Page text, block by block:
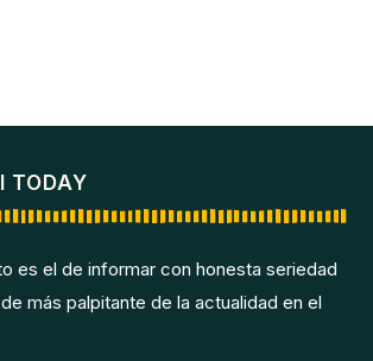
TODAY
es el de informar con honesta seriedad
más palpitante de la actualidad en el